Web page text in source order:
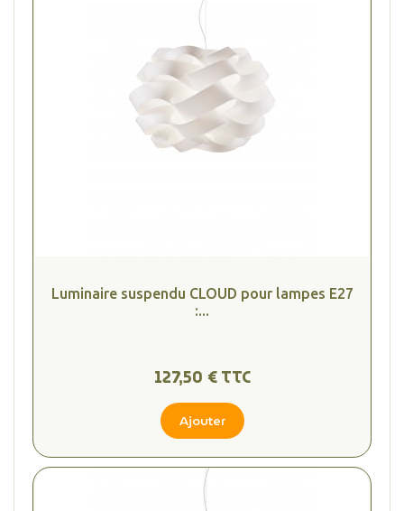
Luminaire suspendu CLOUD pour lampes E27
:...
127,50 € TTC
Ajouter